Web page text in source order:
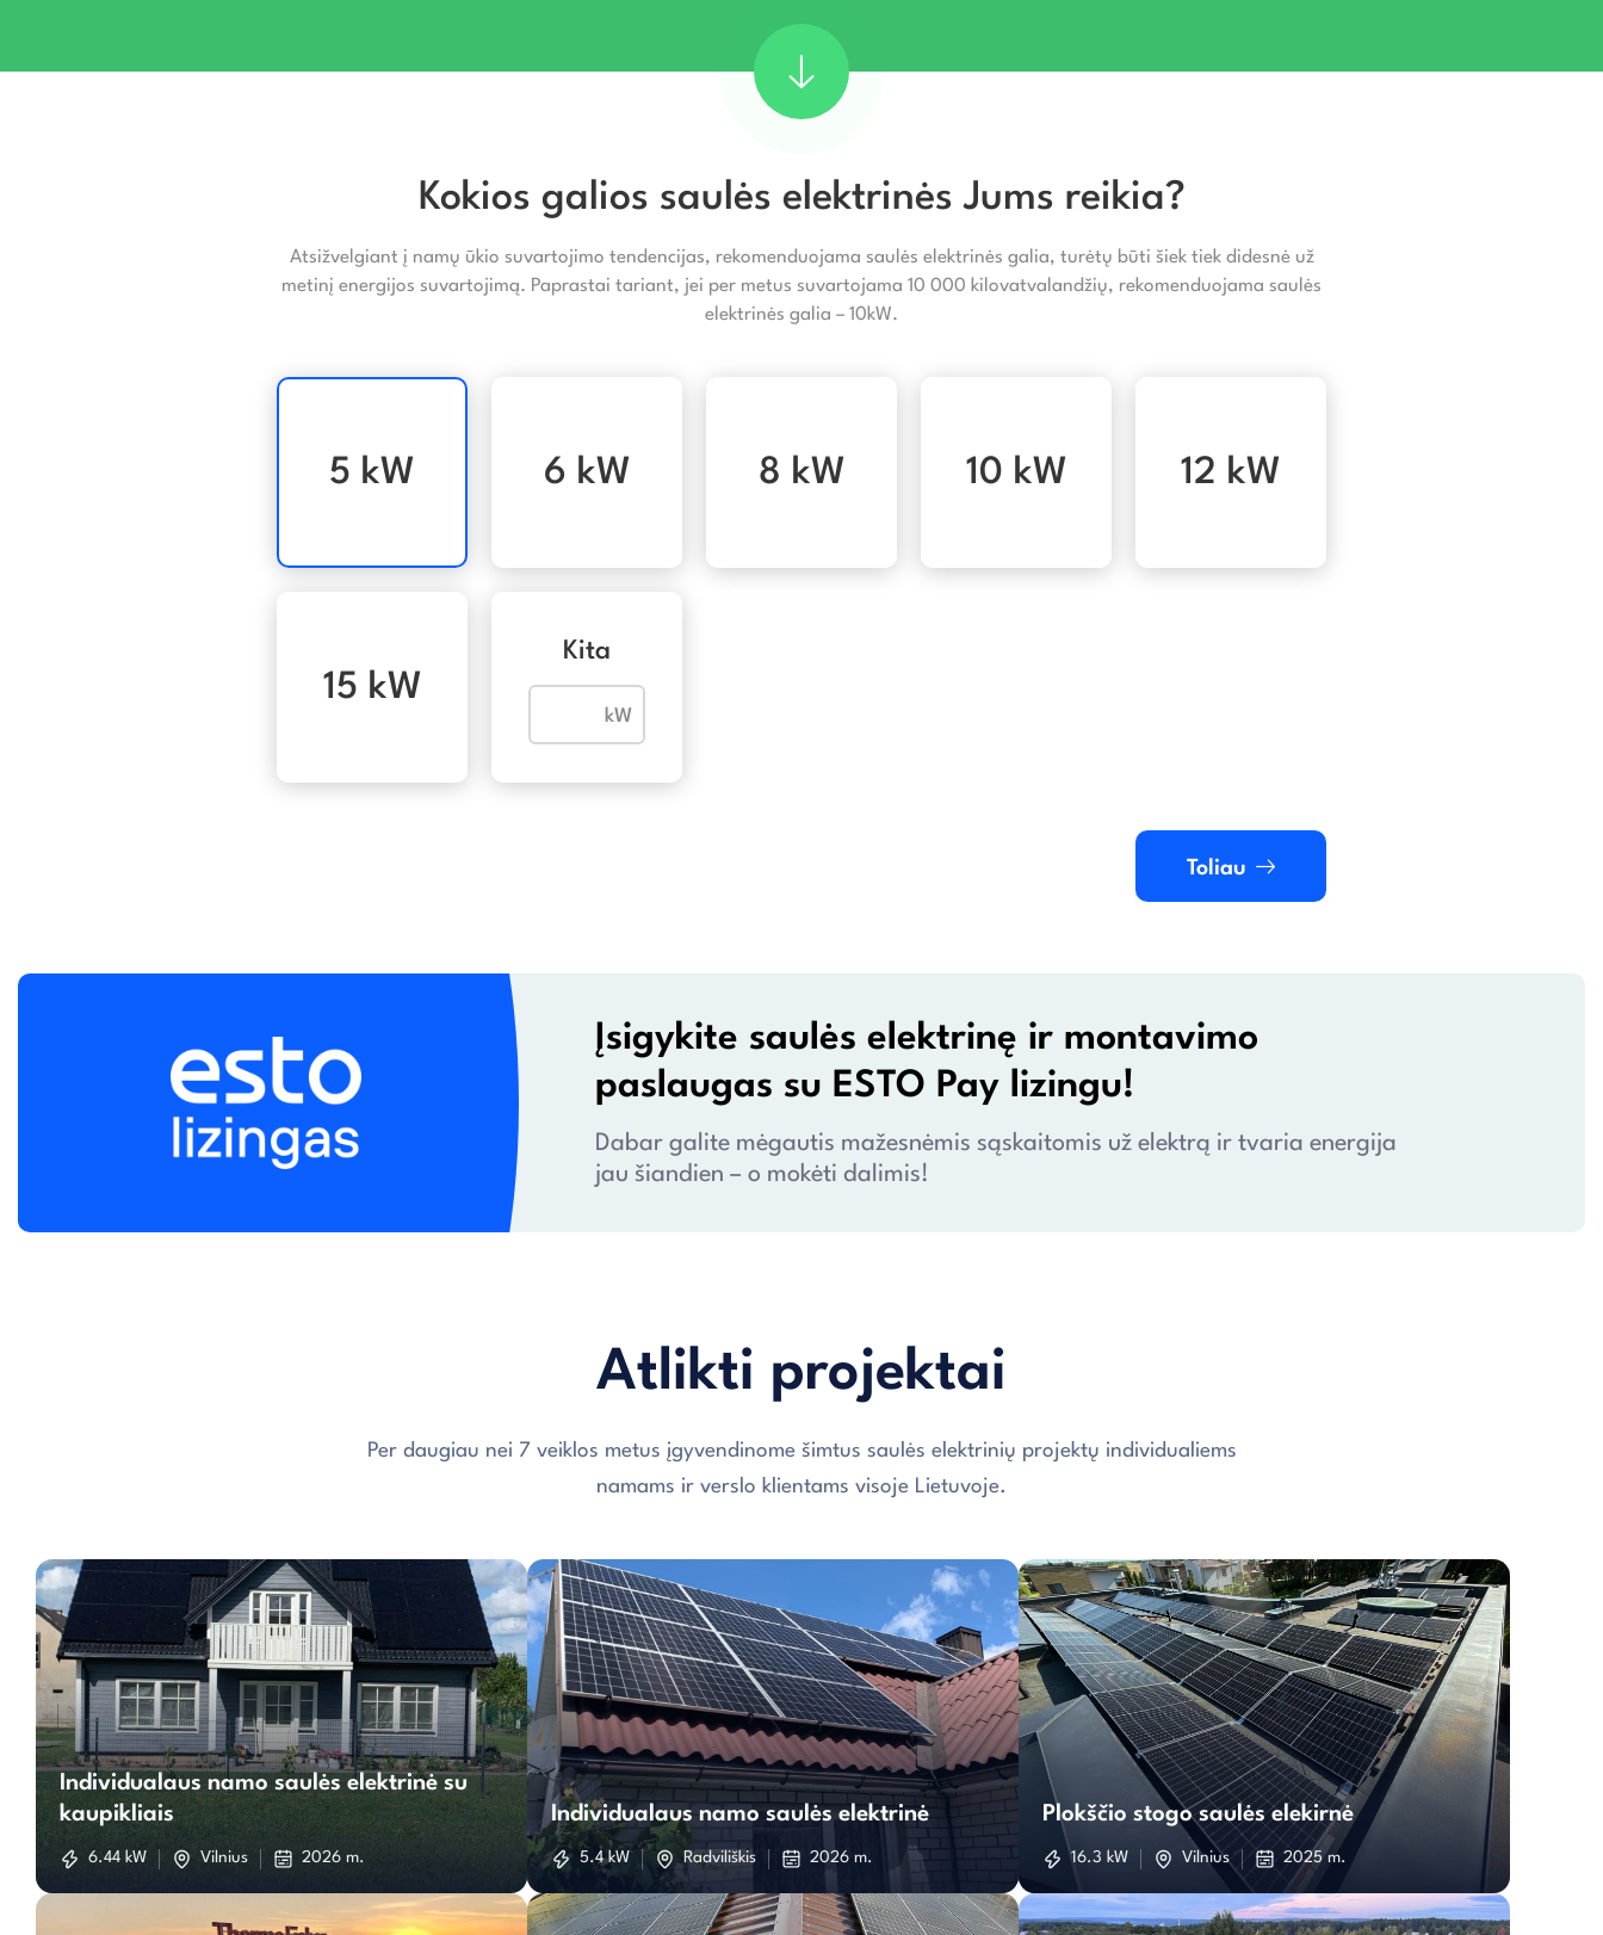
Kokios galios saulės elektrinės Jums reikia?
Atsižvelgiant į namų ūkio suvartojimo tendencijas, rekomenduojama saulės elektrinės galia, turėtų būti šiek tiek didesnė už
metinį energijos suvartojimą. Paprastai tariant, jei per metus suvartojama 10 000 kilovatvalandžių, rekomenduojama saulės
elektrinės galia – 10kW.
5 kW 6 kW 8 kW 10 kW 12 kW
15 kW
Kita
Toliau
Įsigykite saulės elektrinę ir montavimo
paslaugas su ESTO Pay lizingu!
Dabar galite mėgautis mažesnėmis sąskaitomis už elektrą ir tvaria energija
jau šiandien – o mokėti dalimis!
Atlikti projektai
Per daugiau nei 7 veiklos metus įgyvendinome šimtus saulės elektrinių projektų individualiems
namams ir verslo klientams visoje Lietuvoje.
Individualaus
namo
saulės
elektrinė
Individualaus namo saulės elektrinė su
kaupikliais
6.44 kW Vilnius 2026 m.
Individualaus
namo
saulės
elektrinė
Individualaus namo saulės elektrinė
5.4 kW Radviliškis 2026 m.
Plokščio
stogo
saulės
elekirnė
Plokščio stogo saulės elekirnė
16.3 kW Vilnius 2025 m.